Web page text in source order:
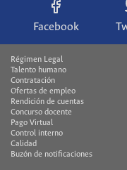
Facebook
Régimen Legal
Talento humano
Contratación
Ofertas de empleo
Rendición de cuentas
Concurso docente
Pago Virtual
Control interno
Calidad
Buzón de notificaciones